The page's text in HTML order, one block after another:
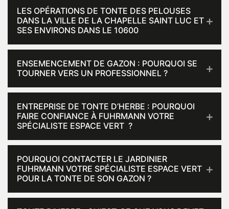
LES OPÉRATIONS DE TONTE DES PELOUSES
DANS LA VILLE DE LA CHAPELLE SAINT LUC ET
SES ENVIRONS DANS LE 10600
ENSEMENCEMENT DE GAZON : POURQUOI SE
TOURNER VERS UN PROFESSIONNEL ?
ENTREPRISE DE TONTE D’HERBE : POURQUOI
FAIRE CONFIANCE À FUHRMANN VOTRE
SPÉCIALISTE ESPACE VERT ?
POURQUOI CONTACTER LE JARDINIER
FUHRMANN VOTRE SPÉCIALISTE ESPACE VERT
POUR LA TONTE DE SON GAZON ?